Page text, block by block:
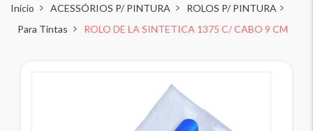
Início ACESSÓRIOS P/ PINTURA
ROLOS P/ PINTURA
Para Tintas
ROLO DE LA SINTETICA 1375 C/ CABO 9 CM